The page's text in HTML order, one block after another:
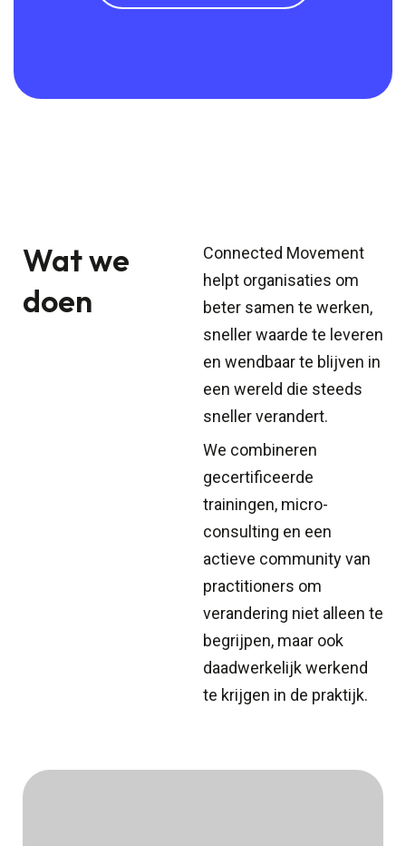
Wat we
doen
Connected Movement
helpt organisaties om
beter samen te werken,
sneller waarde te leveren
en wendbaar te blijven in
een wereld die steeds
sneller verandert.
We combineren
gecertificeerde
trainingen, micro-
consulting en een
actieve community van
practitioners om
verandering niet alleen te
begrijpen, maar ook
daadwerkelijk werkend
te krijgen in de praktijk.